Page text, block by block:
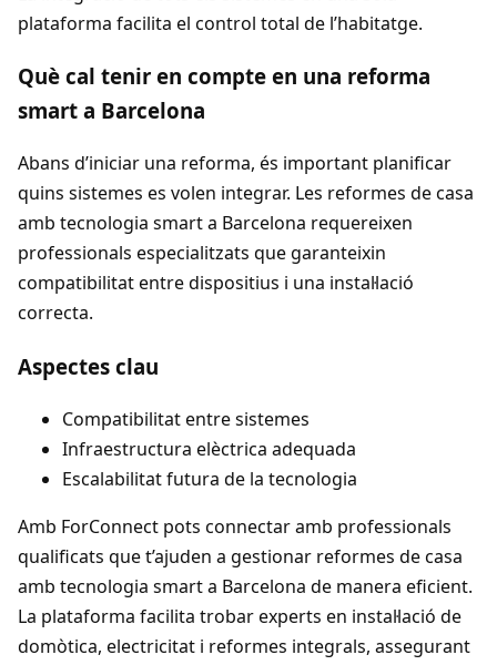
plataforma facilita el control total de l’habitatge.
Què cal tenir en compte en una reforma
smart a Barcelona
Abans d’iniciar una reforma, és important planificar
quins sistemes es volen integrar. Les reformes de casa
amb tecnologia smart a Barcelona requereixen
professionals especialitzats que garanteixin
compatibilitat entre dispositius i una instal·lació
correcta.
Aspectes clau
Compatibilitat entre sistemes
Infraestructura elèctrica adequada
Escalabilitat futura de la tecnologia
Amb ForConnect pots connectar amb professionals
qualificats que t’ajuden a gestionar reformes de casa
amb tecnologia smart a Barcelona de manera eficient.
La plataforma facilita trobar experts en instal·lació de
domòtica, electricitat i reformes integrals, assegurant